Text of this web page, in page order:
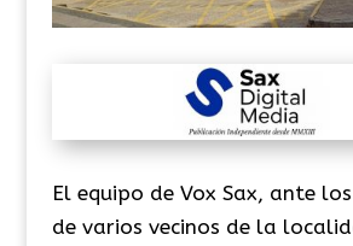
El equipo de Vox Sax, ante
de varios vecinos de la